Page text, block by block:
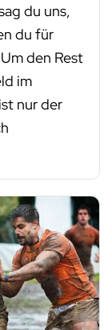
du uns,
du für
den Rest
im
nur der